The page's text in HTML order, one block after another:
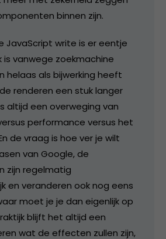
binnen zijn.
JavaScript write is er eentje
is vanwege zoekmachine
helaas als bijwerking heeft
renderen een stuk langer
altijd een overweging van
performance versus het
de vraag is hoe ver je wilt
van Google, de
zijn regelmatig
en veranderen ook nog eens
moet je je dan eigenlijk op
blijft het altijd een
wat de effecten zullen zijn,